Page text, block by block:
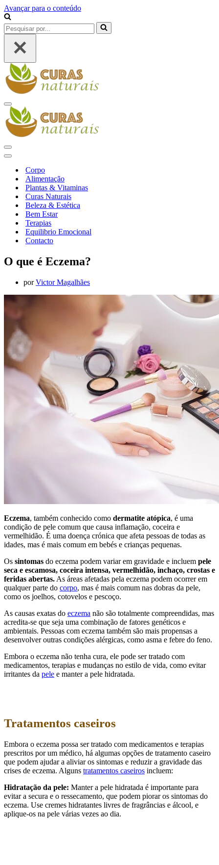
Avançar para o conteúdo
Pesquisar
por...
Menu
de
navegação
Menu
de
Menu
navegação
Corpo
Alimentação
Plantas & Vitaminas
Curas Naturais
Beleza & Estética
Bem Estar
Terapias
Equilibrio Emocional
Contacto
O que é Eczema?
porVictor Magalhães
Eczema, também conhecido como dermatite atópica, é uma
condição de pele comum que causa inflamação, coceira e
vermelhidão. É uma doença crónica que afeta pessoas de todas as
idades, mas é mais comum em bebés e crianças pequenas.
Os sintomas do eczema podem variar em gravidade e incluem pele
seca e escamosa, coceira intensa, vermelhidão, inchaço, crostas e
feridas abertas. As áreas afetadas pela eczema podem ocorrer em
qualquer parte do corpo, mas é mais comum nas dobras da pele,
como os joelhos, cotovelos e pescoço.
As causas exatas do eczema não são totalmente compreendidas, mas
acredita-se que seja uma combinação de fatores genéticos e
ambientais. Pessoas com eczema também são mais propensas a
desenvolver outras condições alérgicas, como asma e febre do feno.
Embora o eczema não tenha cura, ele pode ser tratado com
medicamentos, terapias e mudanças no estilo de vida, como evitar
irritantes da pele e manter a pele hidratada.
Tratamentos caseiros
Embora o eczema possa ser tratado com medicamentos e terapias
prescritos por um médico, há algumas opções de tratamento caseiro
que podem ajudar a aliviar os sintomas e reduzir a gravidade das
crises de eczema. Alguns tratamentos caseiros incluem:
Hidratação da pele: Manter a pele hidratada é importante para
evitar a secura e o ressecamento, que podem piorar os sintomas do
eczema. Use cremes hidratantes livres de fragrâncias e álcool, e
aplique-os na pele várias vezes ao dia.